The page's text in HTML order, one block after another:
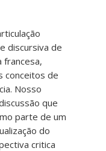
discursiva de
francesa,
conceitos de
Nosso
que
parte de um
do
critica